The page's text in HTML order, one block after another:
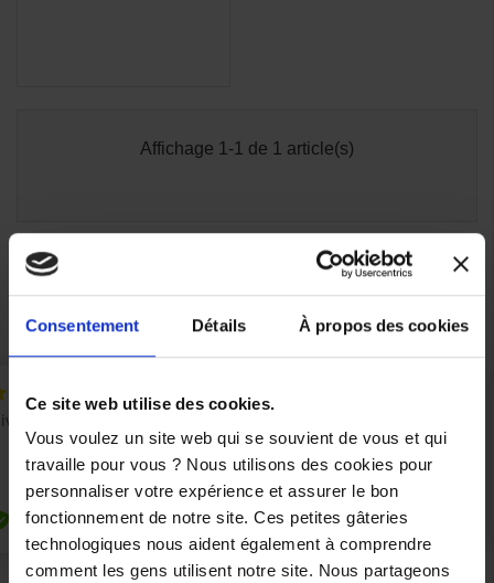
Consentement Détails À propos des cookies
Ce site web utilise des cookies.
Vous voulez un site web qui se souvient de vous et qui
travaille pour vous ? Nous utilisons des cookies pour
personnaliser votre expérience et assurer le bon
fonctionnement de notre site. Ces petites gâteries
technologiques nous aident également à comprendre
comment les gens utilisent notre site. Nous partageons
Affichage 1-1 de 1 article(s)
Retour en haut 